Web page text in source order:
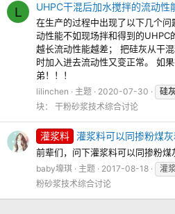
L UHPC干混后加水搅拌的流动
在生产的过程中出现了以下几个
动性能不如现场拌和得到的UHPC
越长流动性能越差； 把硅灰从干
时加入进去流动性又变正常。 如
弟！！！
lilinchen 主题 2020-07-30 硅
块： 干粉砂浆技术综合讨论
灌浆料 灌浆料可以同掺粉煤灰
前辈们，问下灌浆料可以同掺粉煤
baby壕琪 主题 2017-08-18 灌
粉砂浆技术综合讨论